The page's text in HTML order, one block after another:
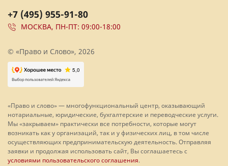
+7 (495) 955-91-80
МОСКВА, ПН-ПТ: 09:00-18:00
© «Право и Слово», 2026
«Право и слово» — многофункциональный центр, оказывающий
нотариальные, юридические, бухгалтерские и переводческие услуги.
Мы «закрываем» практически все потребности, которые могут
возникать как у организаций, так и у физических лиц, в том числе
осуществляющих предпринимательскую деятельность. Отправляя
заявки и продолжая использовать сайт, Вы соглашаетесь с
условиями пользовательского соглашения.